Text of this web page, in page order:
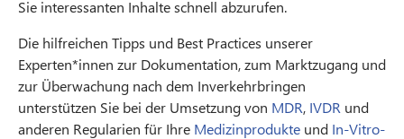
Sie interessanten Inhalte schnell abzurufen.
Die hilfreichen Tipps und Best Practices unserer
Experten*innen zur Dokumentation, zum Marktzugang und
zur Überwachung nach dem Inverkehrbringen
unterstützen Sie bei der Umsetzung von MDR, IVDR und
anderen Regularien für Ihre Medizinprodukte und In-Vitro-